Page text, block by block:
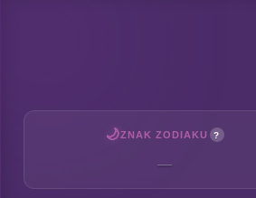
🌙ZNAK ZODIAKU ?
—